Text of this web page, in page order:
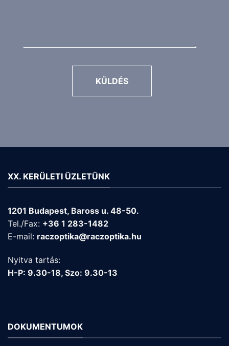
KÜLDÉS
XX. KERÜLETI ÜZLETÜNK
1201 Budapest, Baross u. 48-50.
Tel./Fax: +36 1 283-1482
E-mail: raczoptika@raczoptika.hu
Nyitva tartás:
H-P: 9.30-18, Szo: 9.30-13
DOKUMENTUMOK